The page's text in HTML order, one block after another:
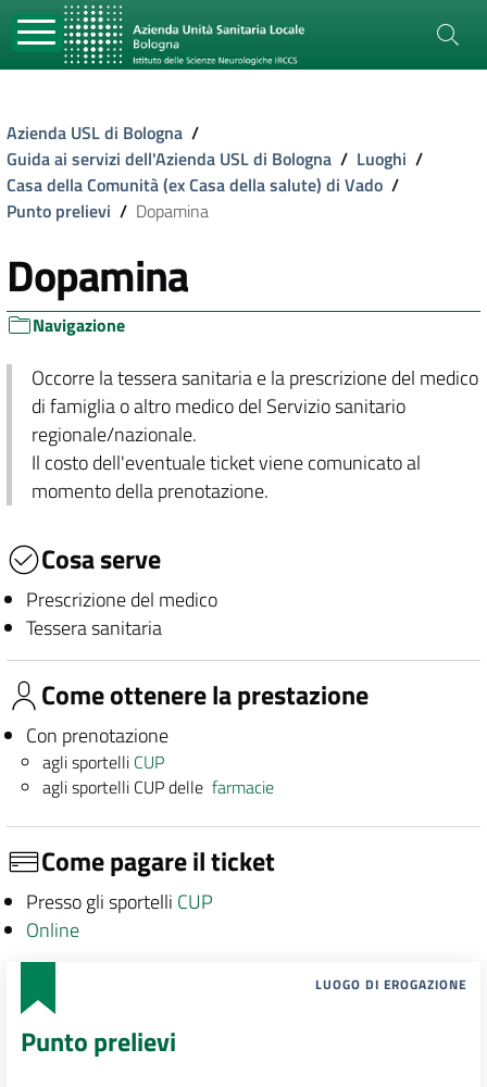
Azienda USL di Bologna /
Guida ai servizi dell'Azienda USL di Bologna / Luoghi /
Casa della Comunità (ex Casa della salute) di Vado /
Punto prelievi / Dopamina
Dopamina
Navigazione
Occorre la tessera sanitaria e la prescrizione del medico
di famiglia o altro medico del Servizio sanitario
regionale/nazionale.
Il costo dell'eventuale ticket viene comunicato al
momento della prenotazione.
Cosa serve
Prescrizione del medico
Tessera sanitaria
Come ottenere la prestazione
Con prenotazione
agli sportelli CUP
agli sportelli CUP dellefarmacie
Come pagare il ticket
Presso gli sportelli CUP
Online
LUOGO DI EROGAZIONE
Punto prelievi